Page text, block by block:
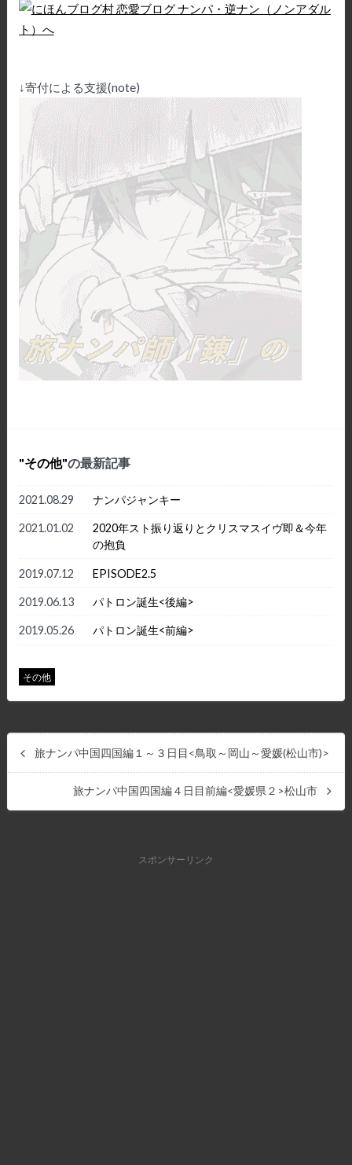
↓寄付による支援(note)
その他 の最新記事
2021.08.29 ナンパジャンキー
2021.01.02
2020年スト振り返りとクリスマスイヴ即＆今年
の抱負
2019.07.12 EPISODE2.5
2019.06.13 パトロン誕生<後編>
2019.05.26 パトロン誕生<前編>
その他
旅ナンパ中国四国編１～３日目<鳥取～岡山～愛媛(松山市)>
旅ナンパ中国四国編４日目前編<愛媛県２>松山市
スポンサーリンク